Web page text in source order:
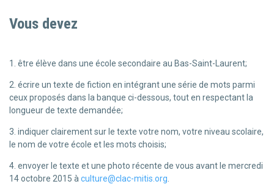
Vous devez
1. être élève dans une école secondaire au Bas-Saint-Laurent;
2. écrire un texte de fiction en intégrant une série de mots parmi
ceux proposés dans la banque ci-dessous, tout en respectant la
longueur de texte demandée;
3. indiquer clairement sur le texte votre nom, votre niveau scolaire,
le nom de votre école et les mots choisis;
4. envoyer le texte et une photo récente de vous avant le mercredi
14 octobre 2015 à culture@clac-mitis.org